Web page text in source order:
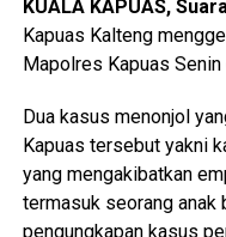
dari pemerintah daerah
desa tenaga kesehatan
“Oleh karena itu sinergi
berbagai persoalan
sejak dini serta
KUALA KAPUAS,
Kapuas Kalteng
Mapolres Kapuas
Dua kasus menonjol
Kapuas tersebut yakni
yang mengakibatkan
termasuk seorang anak
pengungkapan kasus